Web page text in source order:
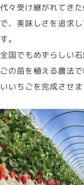
代々受け継がれてき
で、美味しさを追求
す。
全国でもめずらしい
ごの苗を植える農法
いいちごを完成させま